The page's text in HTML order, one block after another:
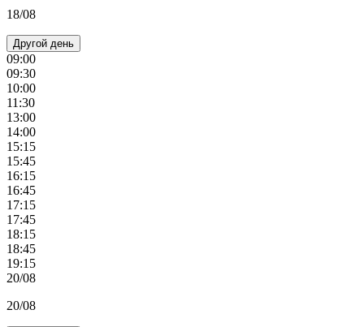
18/08
Другой день
09:00
09:30
10:00
11:30
13:00
14:00
15:15
15:45
16:15
16:45
17:15
17:45
18:15
18:45
19:15
20/08
20/08